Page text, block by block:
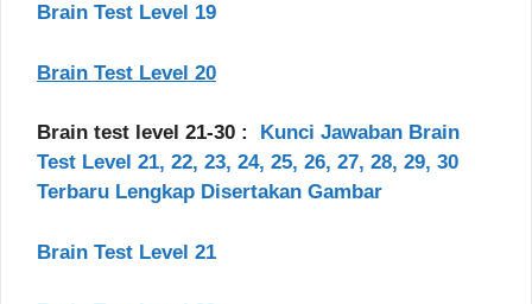
Brain Test Level 19
Brain Test Level 20
Brain test level 21-30 :
Kunci Jawaban Brain
Test Level 21, 22, 23, 24, 25, 26, 27, 28, 29, 30
Terbaru Lengkap Disertakan Gambar
Brain Test Level 21